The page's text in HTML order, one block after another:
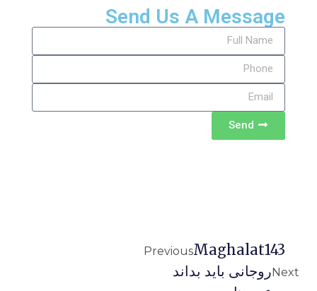
Send Us A Message
Send
PreviousMaghalat143
Nextروجانی باید بداند